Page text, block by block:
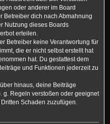
oder anderer im Board
Betreiber dich nach Abmahnung
Nutzung dieses Boards
erteilen.
Betreiber keine Verantwortung für
die er nicht selbst erstellt hat
hat. Du gestattest dem
und Funktionen jederzeit zu
hinaus, deine Beiträge
g. Regeln verstoßen oder geeignet
Schaden zuzufügen.